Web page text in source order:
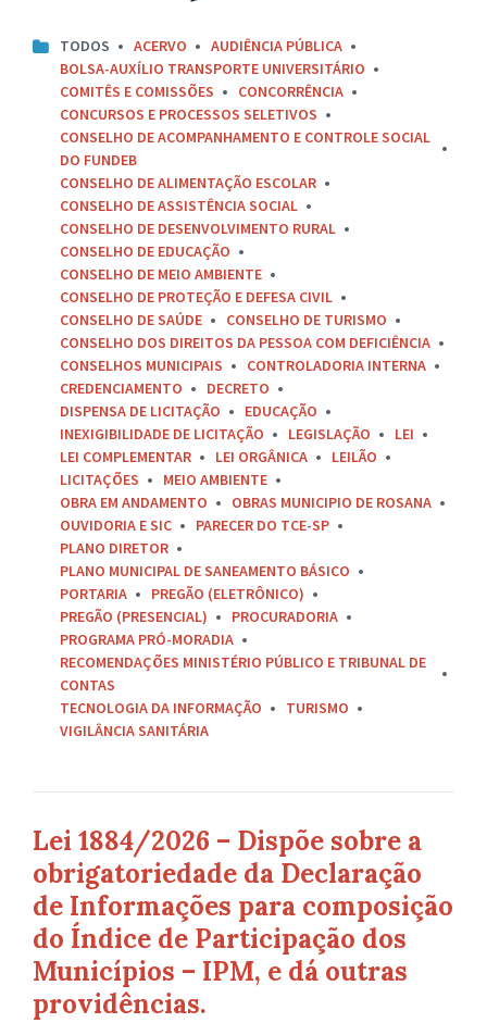
TODOS ACERVO
AUDIÊNCIA PÚBLICA
BOLSA-AUXÍLIO TRANSPORTE UNIVERSITÁRIO
COMITÊS E COMISSÕES
CONCORRÊNCIA
CONCURSOS E PROCESSOS SELETIVOS
CONSELHO DE ACOMPANHAMENTO E CONTROLE SOCIAL
DO FUNDEB
CONSELHO DE ALIMENTAÇÃO ESCOLAR
CONSELHO DE ASSISTÊNCIA SOCIAL
CONSELHO DE DESENVOLVIMENTO RURAL
CONSELHO DE EDUCAÇÃO
CONSELHO DE MEIO AMBIENTE
CONSELHO DE PROTEÇÃO E DEFESA CIVIL
CONSELHO DE SAÚDE
CONSELHO DE TURISMO
CONSELHO DOS DIREITOS DA PESSOA COM DEFICIÊNCIA
CONSELHOS MUNICIPAIS
CONTROLADORIA INTERNA
CREDENCIAMENTO
DECRETO
DISPENSA DE LICITAÇÃO
EDUCAÇÃO
INEXIGIBILIDADE DE LICITAÇÃO
LEGISLAÇÃO
LEI
LEI COMPLEMENTAR
LEI ORGÂNICA
LEILÃO
LICITAÇÕES
MEIO AMBIENTE
OBRA EM ANDAMENTO
OBRAS MUNICIPIO DE ROSANA
OUVIDORIA E SIC
PARECER DO TCE-SP
PLANO DIRETOR
PLANO MUNICIPAL DE SANEAMENTO BÁSICO
PORTARIA
PREGÃO (ELETRÔNICO)
PREGÃO (PRESENCIAL)
PROCURADORIA
PROGRAMA PRÓ-MORADIA
RECOMENDAÇÕES MINISTÉRIO PÚBLICO E TRIBUNAL DE
CONTAS
TECNOLOGIA DA INFORMAÇÃO
TURISMO
VIGILÂNCIA SANITÁRIA
Lei 1884/2026 – Dispõe sobre a
obrigatoriedade da Declaração
de Informações para composição
do Índice de Participação dos
Municípios – IPM, e dá outras
providências.